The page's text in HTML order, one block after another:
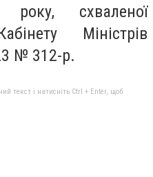
схваленої
Міністрів
№ 312-р.
текст і натисніть Ctrl + Enter, щоб